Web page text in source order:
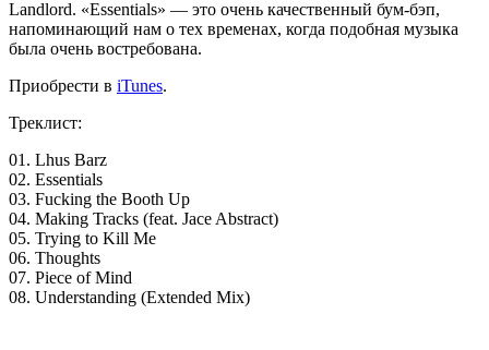
Landlord. «Essentials» — это очень качественный бум-бэп,
напоминающий нам о тех временах, когда подобная музыка
была очень востребована.
Приобрести в iTunes.
Треклист:
01. Lhus Barz
02. Essentials
03. Fucking the Booth Up
04. Making Tracks (feat. Jace Abstract)
05. Trying to Kill Me
06. Thoughts
07. Piece of Mind
08. Understanding (Extended Mix)